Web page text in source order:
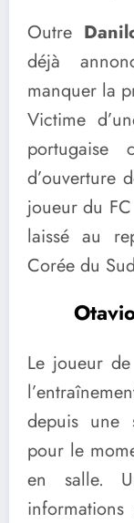
Outre
déjà
manquer la
Victime
d’ouverture
joueur du
laissé au
Corée du
Le joueur
depuis une
pour le
en salle.
informations